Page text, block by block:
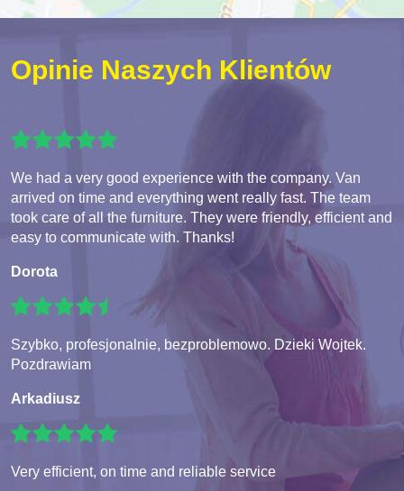
Opinie Naszych Klientów
We had a very good experience with the company. Van
arrived on time and everything went really fast. The team
took care of all the furniture. They were friendly, efficient and
easy to communicate with. Thanks!
Dorota
Szybko, profesjonalnie, bezproblemowo. Dzieki Wojtek.
Pozdrawiam
Arkadiusz
Very efficient, on time and reliable service